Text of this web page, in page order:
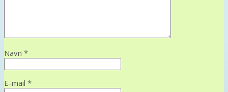
Navn *
E-mail *